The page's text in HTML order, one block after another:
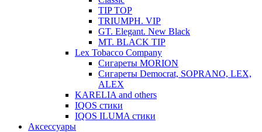
TIP TOP
TRIUMPH. VIP
GT. Elegant. New Black
MT. BLACK TIP
Lex Tobacco Company
Сигареты MORION
Сигареты Democrat, SOPRANO, LEX,
ALEX
KARELIA and others
IQOS стики
IQOS ILUMA стики
Аксессуары